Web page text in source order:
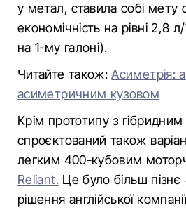
у метал, ставила собі мету
економічність на рівні 2,8
на 1-му галоні).
Читайте також:Асиметрія:
асиметричним кузовом
Крім прототипу з
спроєктований також
легким 400-кубовим
Reliant.Це було більш пізнє
рішення англійської